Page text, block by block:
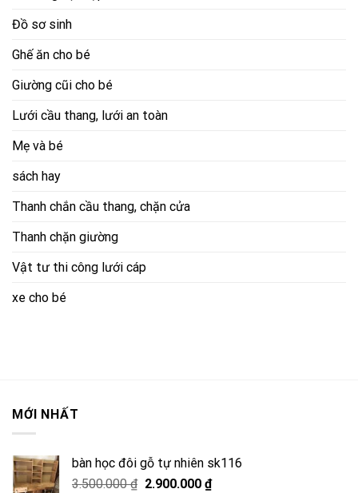
Đồ sơ sinh
Ghế ăn cho bé
Giường cũi cho bé
Lưới cầu thang, lưới an toàn
Mẹ và bé
sách hay
Thanh chắn cầu thang, chặn cửa
Thanh chặn giường
Vật tư thi công lưới cáp
xe cho bé
MỚI NHẤT
bàn học đôi gỗ tự nhiên sk116
3.500.000₫ Giá
2.900.000 ₫Giá